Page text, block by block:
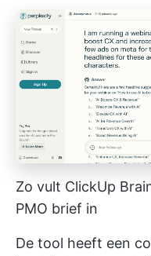
Zo vult ClickUp
PMO brief in
De tool heeft een